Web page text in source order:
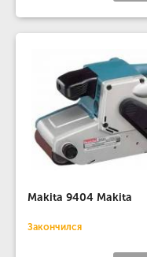
Makita 9404 Makita
Закончился